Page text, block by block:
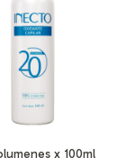
x 100ml